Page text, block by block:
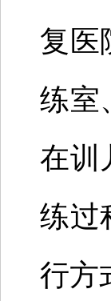
复医
练室
在训
练过
行方